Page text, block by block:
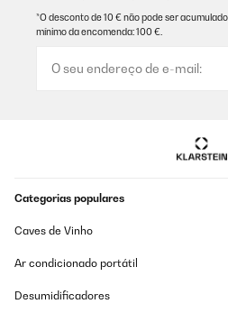
*O desconto de 10 € não pode ser
mínimo da encomenda: 100 €.
Categorias populares
Caves de Vinho
Ar condicionado portátil
Desumidificadores